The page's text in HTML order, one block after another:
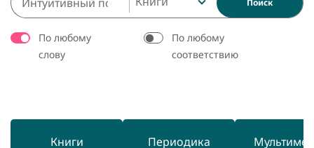
Поиск
По любому
слову
По любому
соответствию
Книги Периодика